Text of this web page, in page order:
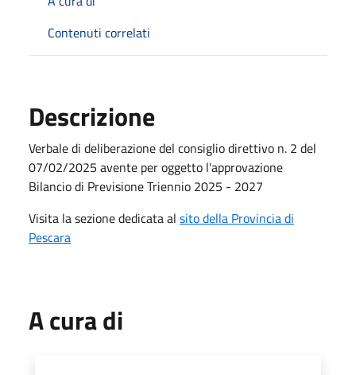
Contenuti correlati
Descrizione
Verbale di deliberazione del consiglio direttivo n. 2 del
07/02/2025 avente per oggetto l'approvazione
Bilancio di Previsione Triennio 2025 - 2027
Visita la sezione dedicata al sito della Provincia di
Pescara
A cura di